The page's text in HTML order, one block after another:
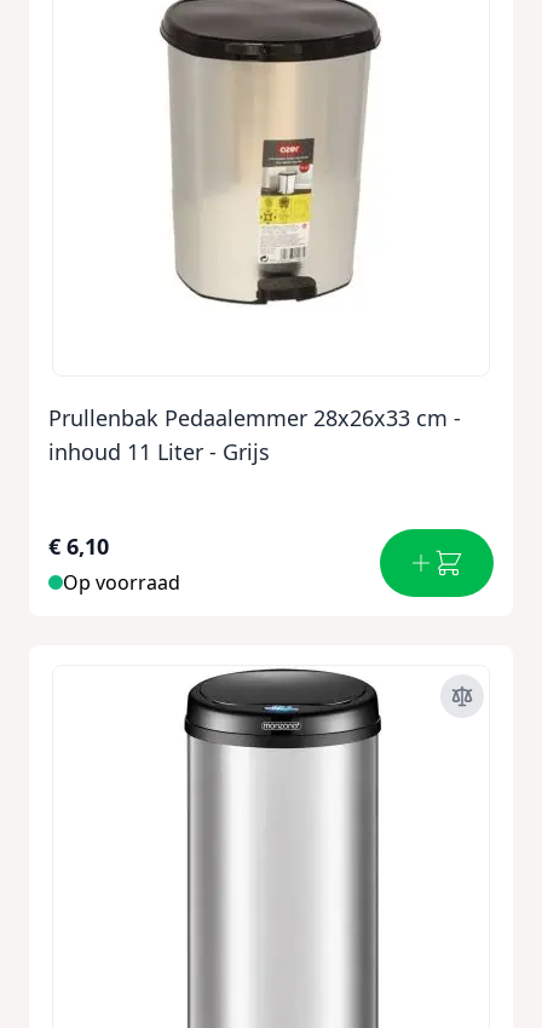
Prullenbak Pedaalemmer 28x26x33 cm -
inhoud 11 Liter - Grijs
€ 6,10
Op voorraad